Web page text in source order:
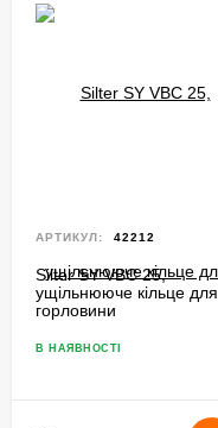
АРТИКУЛ: 42212
Silter SY VBC 25,
ущільнююче кільце для
горловини
В НАЯВНОСТІ